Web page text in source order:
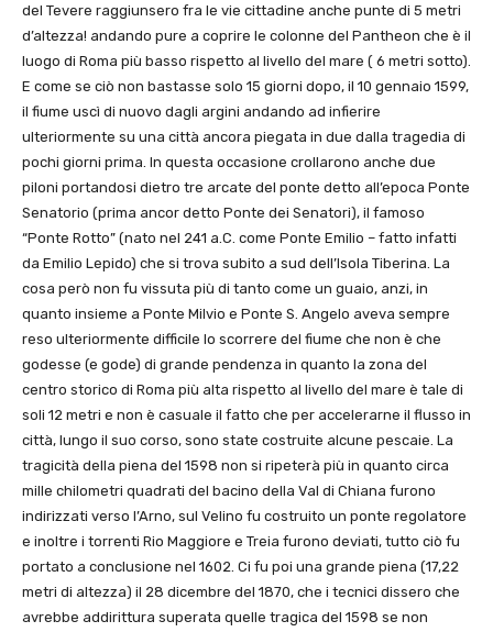
del Tevere raggiunsero fra le vie cittadine anche punte di 5 metri
d’altezza! andando pure a coprire le colonne del Pantheon che è il
luogo di Roma più basso rispetto al livello del mare ( 6 metri sotto).
E come se ciò non bastasse solo 15 giorni dopo, il 10 gennaio 1599,
il fiume uscì di nuovo dagli argini andando ad infierire
ulteriormente su una città ancora piegata in due dalla tragedia di
pochi giorni prima. In questa occasione crollarono anche due
piloni portandosi dietro tre arcate del ponte detto all’epoca Ponte
Senatorio (prima ancor detto Ponte dei Senatori), il famoso
“Ponte Rotto” (nato nel 241 a.C. come Ponte Emilio – fatto infatti
da Emilio Lepido) che si trova subito a sud dell’Isola Tiberina. La
cosa però non fu vissuta più di tanto come un guaio, anzi, in
quanto insieme a Ponte Milvio e Ponte S. Angelo aveva sempre
reso ulteriormente difficile lo scorrere del fiume che non è che
godesse (e gode) di grande pendenza in quanto la zona del
centro storico di Roma più alta rispetto al livello del mare è tale di
soli 12 metri e non è casuale il fatto che per accelerarne il flusso in
città, lungo il suo corso, sono state costruite alcune pescaie. La
tragicità della piena del 1598 non si ripeterà più in quanto circa
mille chilometri quadrati del bacino della Val di Chiana furono
indirizzati verso l’Arno, sul Velino fu costruito un ponte regolatore
e inoltre i torrenti Rio Maggiore e Treia furono deviati, tutto ciò fu
portato a conclusione nel 1602. Ci fu poi una grande piena (17,22
metri di altezza) il 28 dicembre del 1870, che i tecnici dissero che
avrebbe addirittura superata quelle tragica del 1598 se non